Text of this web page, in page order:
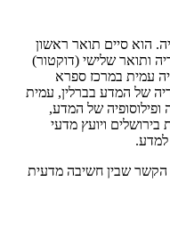
הוא סיים תואר ראשון
ותואר שלישי (דוקטור)
עמית במרכז ספרא
של המדע בברלין, עמית
ופילוסופיה של המדע,
בירושלים ויועץ מדעי
למדע.
הקשר שבין חשיבה מדעית